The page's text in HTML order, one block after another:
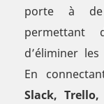
porte à de
permettant
d’éliminer
En
Slack,